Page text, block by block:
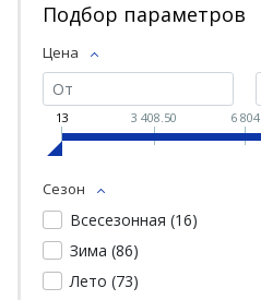
Подбор параметров
Цена
13 3 408.50 6 804
Сезон
Всесезонная (16)
Зима (86)
Лето (73)